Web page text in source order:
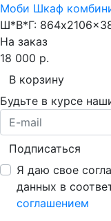
Моби Шкаф
Ш*В*Г:
На заказ
18 000 р.
В корзину
Будьте в курсе
Подписаться
Я даю свое
данных в
соглашением